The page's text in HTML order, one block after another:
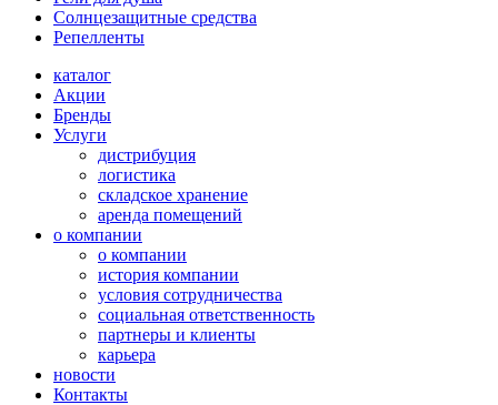
Солнцезащитные средства
Репелленты
каталог
Акции
Бренды
Услуги
дистрибуция
логистика
складское хранение
аренда помещений
о компании
о компании
история компании
условия сотрудничества
социальная ответственность
партнеры и клиенты
карьера
новости
Контакты